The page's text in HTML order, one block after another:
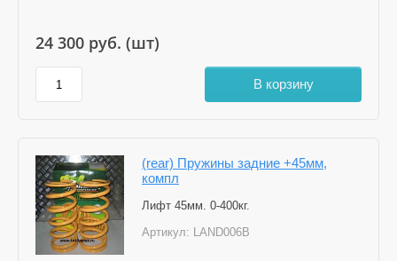
24 300 руб. (шт)
В корзину
(rear) Пружины задние +45мм,
компл
Лифт 45мм. 0-400кг.
Артикул: LAND006B